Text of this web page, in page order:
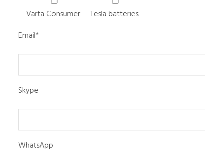
Varta Consumer
Tesla batteries
Email*
Skype
WhatsApp